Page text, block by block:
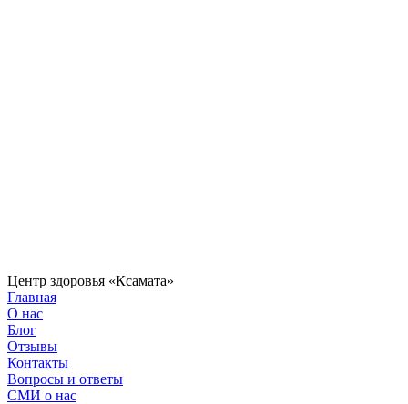
Центр здоровья «Ксамата»
Главная
О нас
Блог
Отзывы
Контакты
Вопросы и ответы
СМИ о нас